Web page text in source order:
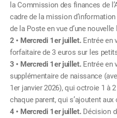
la Commission des finances de
cadre de la mission
de la Poste en vue d’une
Mercredi 1er juillet.Entrée en
forfaitaire de 3 euros sur les
Mercredi 1er juillet.Entrée en
supplémentaire de naissance
1er janvier 2026), qui octroie 1 à
chaque parent, qui s’ajoutent
Mercredi 1er juillet. Décision